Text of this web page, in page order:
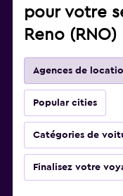
pour votre
Reno (RNO)
Agences de
Popular cities
Catégories de
Finalisez votre